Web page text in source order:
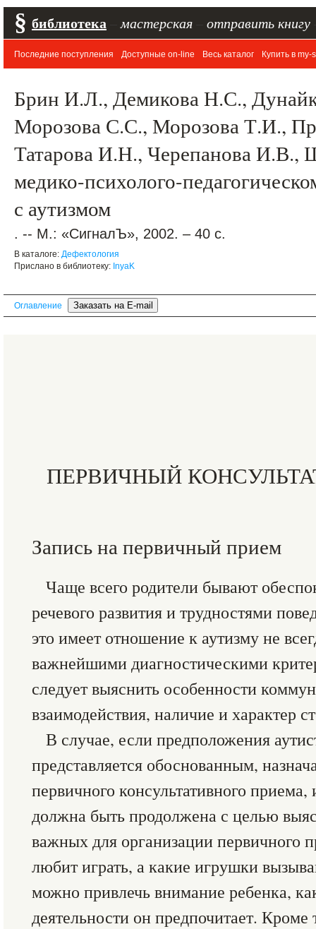
§ библиотека мастерская отправить книгу
Последние поступления Доступные on-line Весь каталог Купить в my-
Брин И.Л., Демикова Н.С.,
Морозова С.С., Морозова Т.И.,
Татарова И.Н., Черепанова
медико-психолого-
с аутизмом
. -- М.: «СигналЪ», 2002. – 40 с.
В каталоге: Дефектология
Прислано в библиотеку: InyaK
Оглавление
ПЕРВИЧНЫЙ
Запись на первичный прием
Чаще всего родители бывают
речевого развития и трудностями
это имеет отношение к аутизму не
важнейшими диагностическими
следует выяснить особенности
взаимодействия, наличие и характер
В случае, если предположения
представляется обоснованным,
первичного консультативного
должна быть продолжена с целью
важных для организации первичного
любит играть, а какие игрушки
можно привлечь внимание ребенка,
деятельности он предпочитает. Кроме